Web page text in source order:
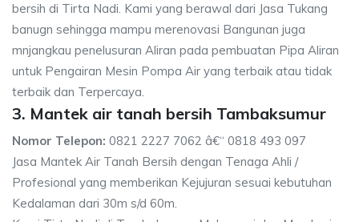
bersih di Tirta Nadi. Kami yang berawal dari Jasa Tukang
banugn sehingga mampu merenovasi Bangunan juga
mnjangkau penelusuran Aliran pada pembuatan Pipa Aliran
untuk Pengairan Mesin Pompa Air yang terbaik atau tidak
terbaik dan Terpercaya.
3. Mantek air tanah bersih Tambaksumur
Nomor Telepon: 0821 2227 7062 â€“ 0818 493 097
Jasa Mantek Air Tanah Bersih dengan Tenaga Ahli /
Profesional yang memberikan Kejujuran sesuai kebutuhan
Kedalaman dari 30m s/d 60m.